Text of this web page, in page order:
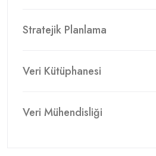
Stratejik Planlama
Veri Kütüphanesi
Veri Mühendisliği